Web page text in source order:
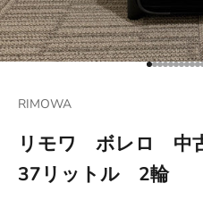
項目に移
項目に
項目に
項目に
項目
項目
項項項
RIMOWA
リモワ ボレロ 中
37リットル 2輪